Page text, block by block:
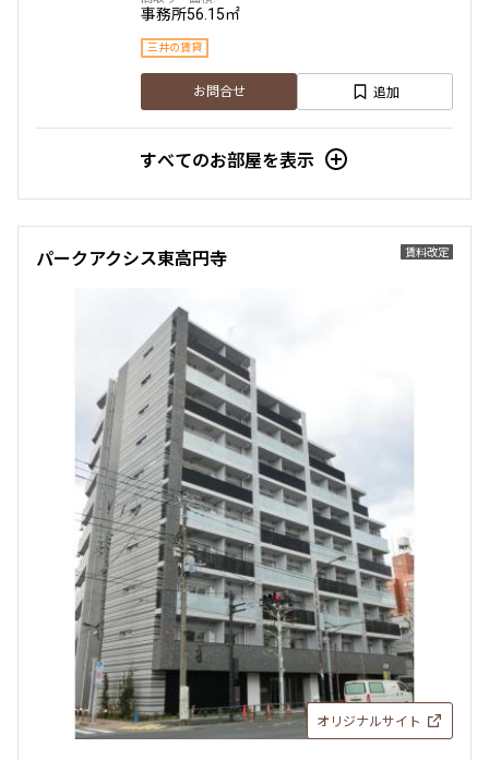
事務所56.15㎡
三井の賃貸
お問合せ 追加
すべてのお部屋を表示
賃料改定
パークアクシス東高円寺
オリジナルサイト